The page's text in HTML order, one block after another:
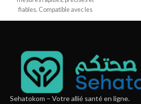
fiables. Compatible avec les
lecteurs FORA, il permet un suivi
Sehatokom – Votre allié santé en ligne.